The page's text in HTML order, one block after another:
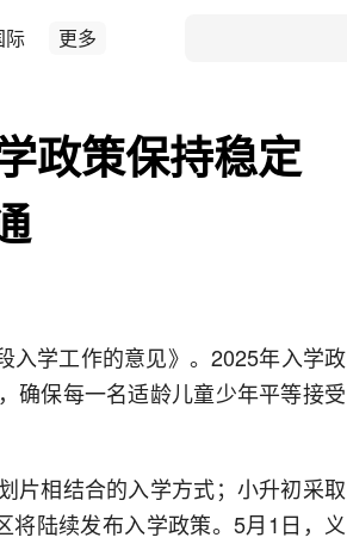
际 更多
政策保持稳定
入学工作的意见》。2025年入学政
确保每一名适龄儿童少年平等接受
片相结合的入学方式；小升初采取
将陆续发布入学政策。5月1日，义